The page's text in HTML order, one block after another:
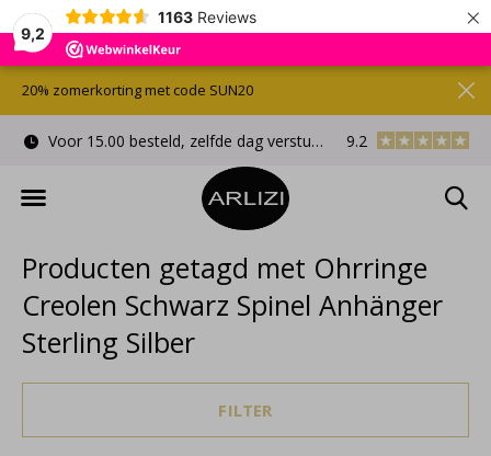
9,2
1163 Reviews ×
Voor 15.00 besteld, zelfde dag verstuurd Gratis
9.2
20% zomerkorting met code SUN20
Producten getagd met Ohrringe
Creolen Schwarz Spinel Anhänger
Sterling Silber
FILTER